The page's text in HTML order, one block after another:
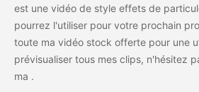
est une vidéo de style effets de
pourrez l'utiliser pour votre prochain
toute ma vidéo stock offerte pour une
prévisualiser tous mes clips, n'hésitez
ma .